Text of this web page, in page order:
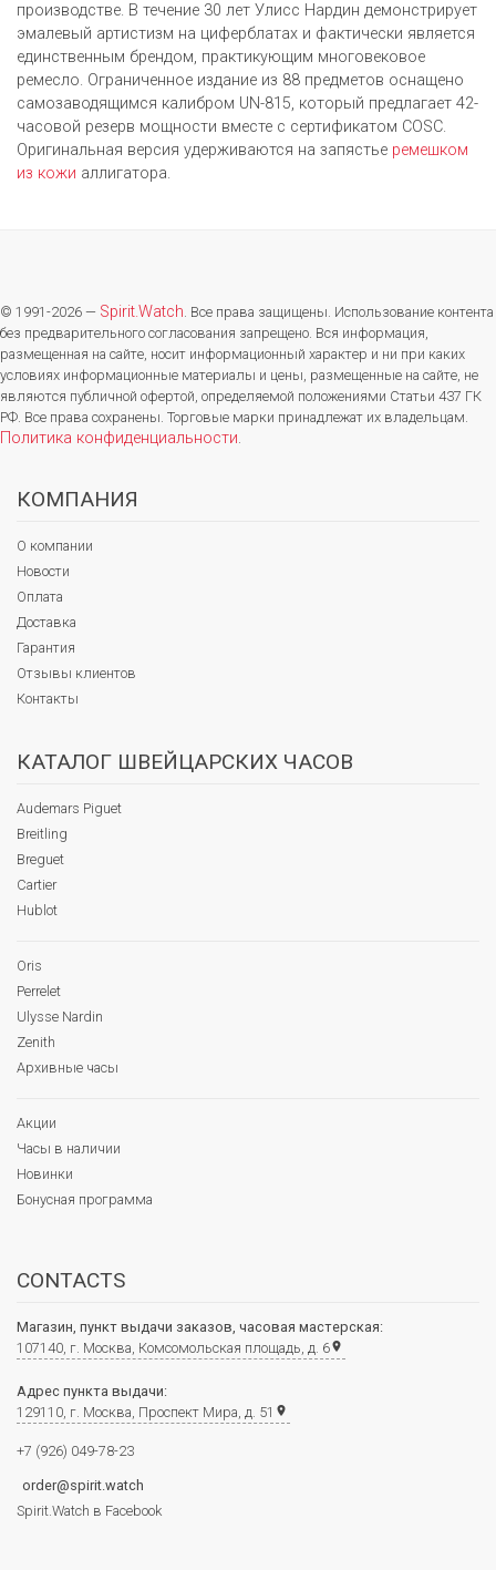
производстве. В течение 30 лет Улисс Нардин демонстрирует
эмалевый артистизм на циферблатах и фактически является
единственным брендом, практикующим многовековое
ремесло. Ограниченное издание из 88 предметов оснащено
самозаводящимся калибром UN-815, который предлагает 42-
часовой резерв мощности вместе с сертификатом COSC.
Оригинальная версия удерживаются на запястье ремешком
из кожи аллигатора.
© 1991-2026 — Spirit.Watch. Все права защищены. Использование контента
без предварительного согласования запрещено. Вся информация,
размещенная на сайте, носит информационный характер и ни при каких
условиях информационные материалы и цены, размещенные на сайте, не
являются публичной офертой, определяемой положениями Статьи 437 ГК
РФ. Все права сохранены. Торговые марки принадлежат их владельцам.
Политика конфиденциальности.
КОМПАНИЯ
О компании
Новости
Оплата
Доставка
Гарантия
Отзывы клиентов
Контакты
КАТАЛОГ ШВЕЙЦАРСКИХ ЧАСОВ
Audemars Piguet
Breitling
Breguet
Cartier
Hublot
Oris
Perrelet
Ulysse Nardin
Zenith
Архивные часы
Акции
Часы в наличии
Новинки
Бонусная программа
CONTACTS
Магазин, пункт выдачи заказов, часовая мастерская:
107140, г. Москва, Комсомольская площадь, д. 6place
Адрес пункта выдачи:
129110, г. Москва, Проспект Мира, д. 51 place
+7 (926) 049-78-23
order@spirit.watch
Spirit.Watch в Facebook